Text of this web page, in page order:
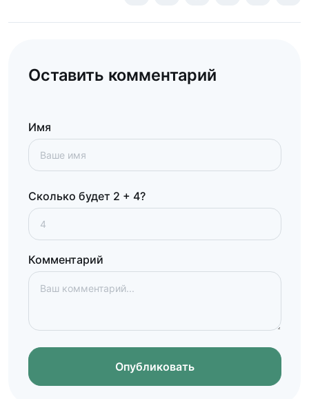
Оставить комментарий
Имя
Сколько будет 2 + 4?
Комментарий
Опубликовать